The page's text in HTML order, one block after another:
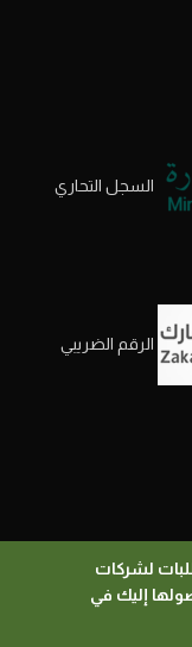
لشركات
إليك في
السجل التحاري
الرقم الضريبي